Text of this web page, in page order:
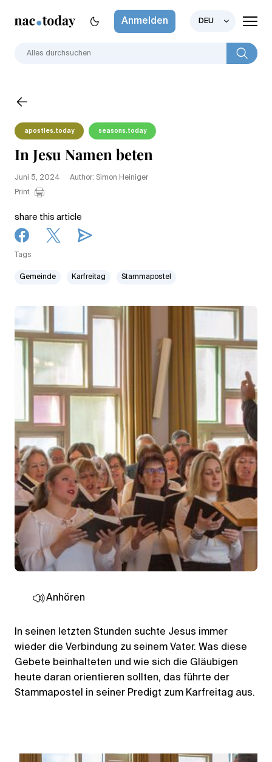
Anmelden DEU
apostles.today seasons.today
In Jesu Namen beten
Juni 5, 2024
Author: Simon Heiniger
Print
share this article
Tags
Gemeinde Karfreitag Stammapostel
Anhören
In seinen letzten Stunden suchte Jesus immer
wieder die Verbindung zu seinem Vater. Was diese
Gebete beinhalteten und wie sich die Gläubigen
heute daran orientieren sollten, das führte der
Stammapostel in seiner Predigt zum Karfreitag aus.